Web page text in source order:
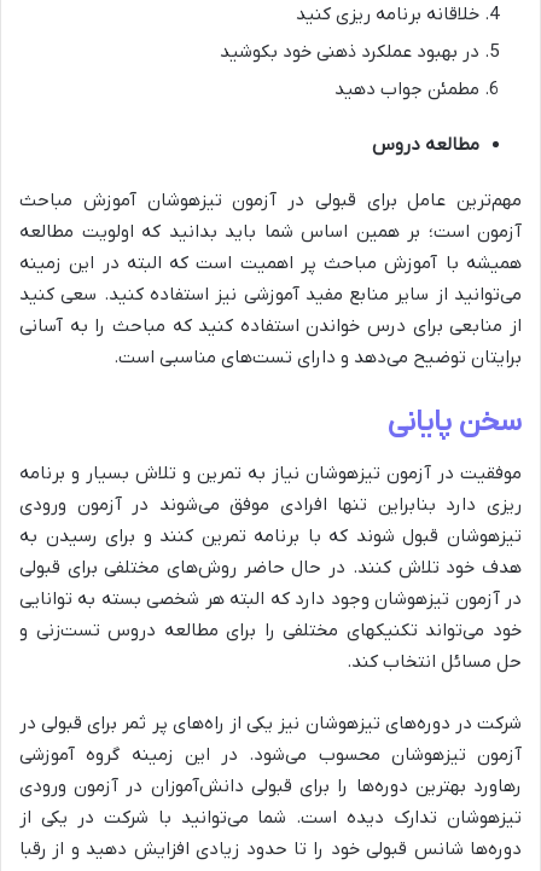
خلاقانه برنامه ریزی کنید
در بهبود عملکرد ذهنی خود بکوشید
مطمئن جواب دهید
مطالعه دروس
مهم‌ترین عامل برای قبولی در آزمون تیزهوشان آموزش مباحث
آزمون است؛ بر همین اساس شما باید بدانید که اولویت مطالعه
همیشه با آموزش مباحث پر اهمیت است که البته در این زمینه
می‌توانید از سایر منابع مفید آموزشی نیز استفاده کنید. سعی کنید
از منابعی برای درس خواندن استفاده کنید که مباحث را به آسانی
برایتان توضیح می‌دهد و دارای تست‌های مناسبی است.
سخن پایانی
موفقیت در آزمون تیزهوشان نیاز به تمرین و تلاش بسیار و برنامه
ریزی دارد بنابراین تنها افرادی موفق می‌شوند در آزمون ورودی
تیزهوشان قبول شوند که با برنامه تمرین کنند و برای رسیدن به
هدف خود تلاش کنند. در حال حاضر روش‌های مختلفی برای قبولی
در آزمون تیزهوشان وجود دارد که البته هر شخصی بسته به توانایی
خود می‌تواند تکنیک­های مختلفی را برای مطالعه دروس تست‌زنی و
حل مسائل انتخاب کند.
شرکت در دوره‌های تیزهوشان نیز یکی از راه‌های پر ثمر برای قبولی در
آزمون تیزهوشان محسوب می‌شود. در این زمینه گروه آموزشی
رهاورد بهترین دوره‌ها را برای قبولی دانش‌آموزان در آزمون ورودی
تیزهوشان تدارک دیده است. شما می‌توانید با شرکت در یکی از
دوره‌ها شانس قبولی خود را تا حدود زیادی افزایش دهید و از رقبا